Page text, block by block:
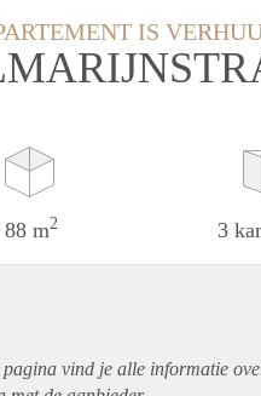
IS
88 m2 3
pagina vind je alle informatie